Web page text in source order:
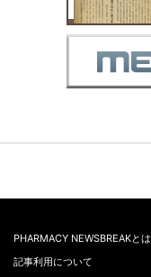
PHARMACY NEWSBREAKとは
記事利用について